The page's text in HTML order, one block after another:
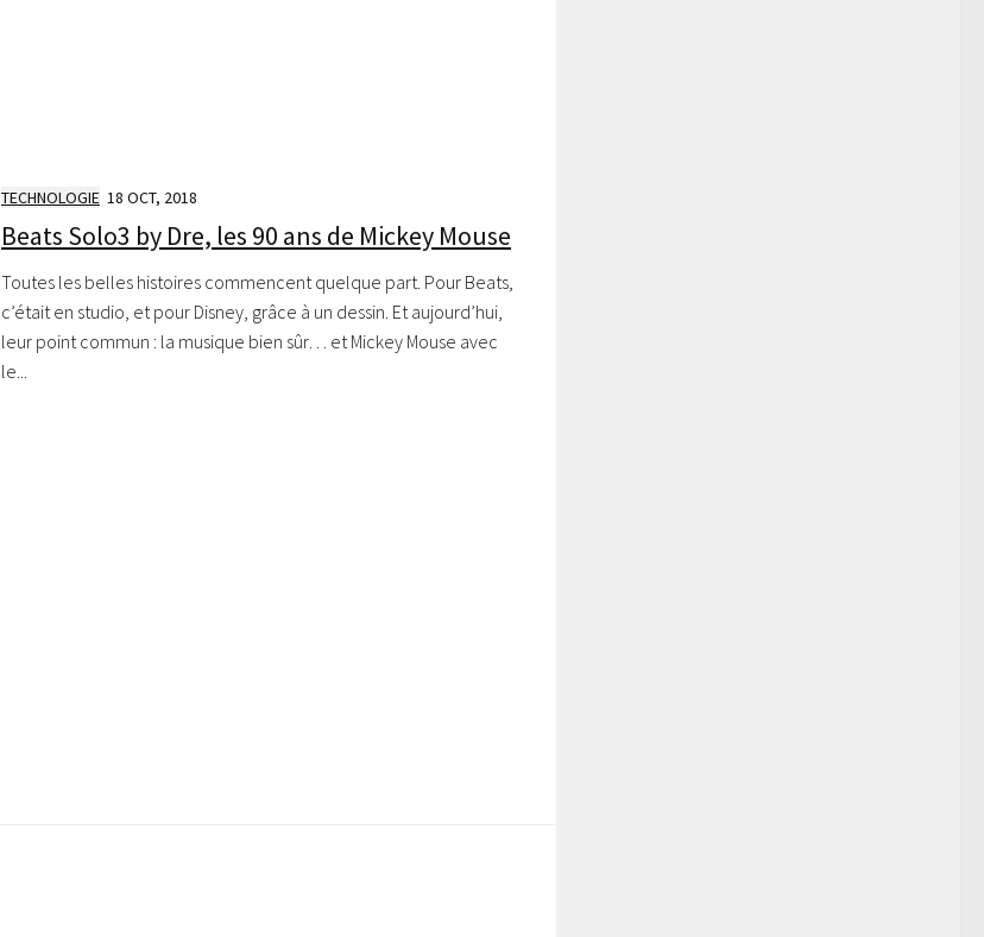
TECHNOLOGIE 18 OCT, 2018
Beats Solo3 by Dre, les 90 ans de Mickey Mouse
Toutes les belles histoires commencent quelque part. Pour Beats,
c’était en studio, et pour Disney, grâce à un dessin. Et aujourd’hui,
leur point commun : la musique bien sûr… et Mickey Mouse avec
le...